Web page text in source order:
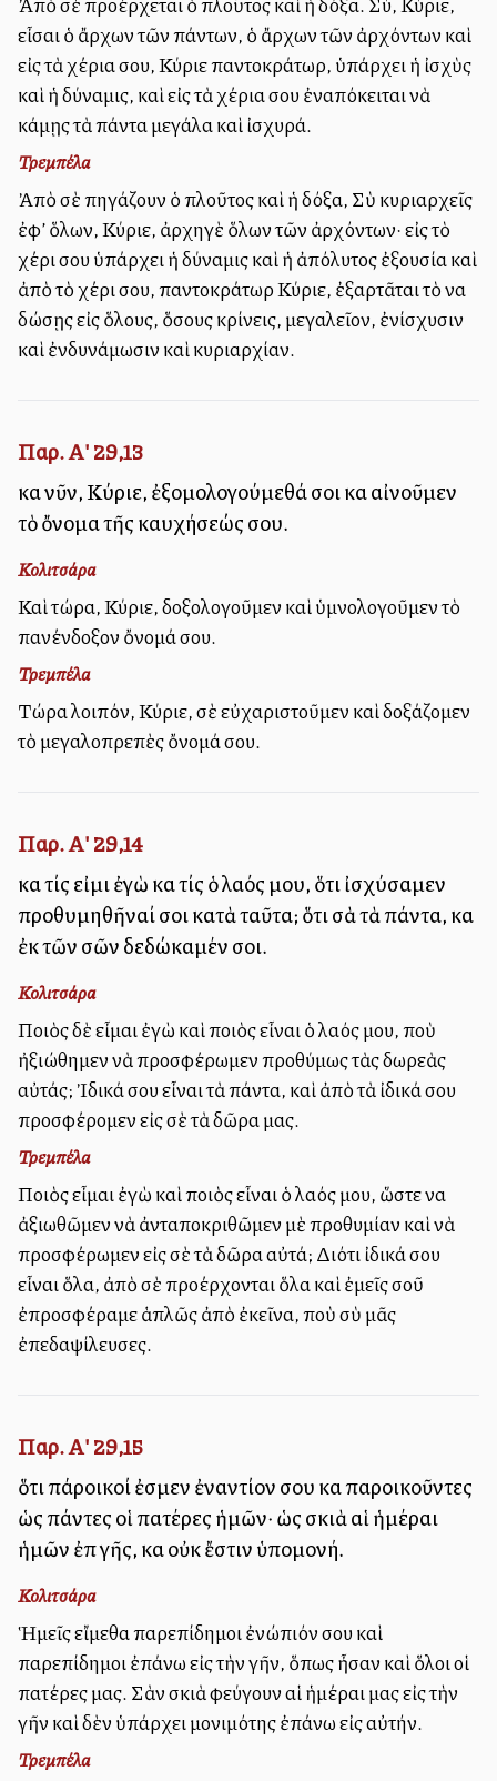
εἶσαι ὁ ἄρχων τῶν πάντων, ὁ ἄρχων τῶν ἀρχόντων καὶ
εἰς τὰ χέρια σου, Κύριε παντοκράτωρ, ὑπάρχει ἡ ἰσχὺς
καὶ ἡ δύναμις, καὶ εἰς τὰ χέρια σου ἐναπόκειται νὰ
κάμῃς τὰ πάντα μεγάλα καὶ ἰσχυρά.
Τρεμπέλα
Ἀπὸ σὲ πηγάζουν ὁ πλοῦτος καὶ ἡ δόξα, Σὺ κυριαρχεῖς
ἐφ’ ὅλων, Κύριε, ἀρχηγὲ ὅλων τῶν ἀρχόντων· εἰς τὸ
χέρι σου ὑπάρχει ἡ δύναμις καὶ ἡ ἀπόλυτος ἐξουσία καὶ
ἀπὸ τὸ χέρι σου, παντοκράτωρ Κύριε, ἐξαρτᾶται τὸ να
δώσῃς εἰς ὅλους, ὅσους κρίνεις, μεγαλεῖον, ἐνίσχυσιν
καὶ ἐνδυνάμωσιν καὶ κυριαρχίαν.
Παρ. Α' 29,13
καὶ νῦν, Κύριε, ἐξομολογούμεθά σοι καὶ αἰνοῦμεν
τὸ ὄνομα τῆς καυχήσεώς σου.
Κολιτσάρα
Καὶ τώρα, Κύριε, δοξολογοῦμεν καὶ ὑμνολογοῦμεν τὸ
πανένδοξον ὄνομά σου.
Τρεμπέλα
Τώρα λοιπόν, Κύριε, σὲ εὐχαριστοῦμεν καὶ δοξάζομεν
τὸ μεγαλοπρεπὲς ὄνομά σου.
Παρ. Α' 29,14
καὶ τίς εἰμι ἐγὼ καὶ τίς ὁ λαός μου, ὅτι ἰσχύσαμεν
προθυμηθῆναί σοι κατὰ ταῦτα; ὅτι σὰ τὰ πάντα, καὶ
ἐκ τῶν σῶν δεδώκαμέν σοι.
Κολιτσάρα
Ποιὸς δὲ εἶμαι ἐγὼ καὶ ποιὸς εἶναι ὁ λαός μου, ποὺ
ἠξιώθημεν νὰ προσφέρωμεν προθύμως τὰς δωρεὰς
αὐτάς; Ἰδικά σου εἶναι τὰ πάντα, καὶ ἀπὸ τὰ ἰδικά σου
προσφέρομεν εἰς σὲ τὰ δῶρα μας.
Τρεμπέλα
Ποιὸς εἶμαι ἐγὼ καὶ ποιὸς εἶναι ὁ λαός μου, ὥστε να
ἀξιωθῶμεν νὰ ἀνταποκριθῶμεν μὲ προθυμίαν καὶ νὰ
προσφέρωμεν εἰς σὲ τὰ δῶρα αὐτά; Διότι ἰδικά σου
εἶναι ὅλα, ἀπὸ σὲ προέρχονται ὅλα καὶ ἐμεῖς σοῦ
ἐπροσφέραμε ἁπλῶς ἀπὸ ἐκεῖνα, ποὺ σὺ μᾶς
ἐπεδαψίλευσες.
Παρ. Α' 29,15
ὅτι πάροικοί ἐσμεν ἐναντίον σου καὶ παροικοῦντες
ὡς πάντες οἱ πατέρες ἡμῶν· ὡς σκιὰ αἱ ἡμέραι
ἡμῶν ἐπὶ γῆς, καὶ οὐκ ἔστιν ὑπομονή.
Κολιτσάρα
Ἡμεῖς εἴμεθα παρεπίδημοι ἐνώπιόν σου καὶ
παρεπίδημοι ἐπάνω εἰς τὴν γῆν, ὅπως ἦσαν καὶ ὅλοι οἱ
πατέρες μας. Σὰν σκιὰ φεύγουν αἱ ἡμέραι μας εἰς τὴν
γῆν καὶ δὲν ὑπάρχει μονιμότης ἐπάνω εἰς αὐτήν.
Τρεμπέλα